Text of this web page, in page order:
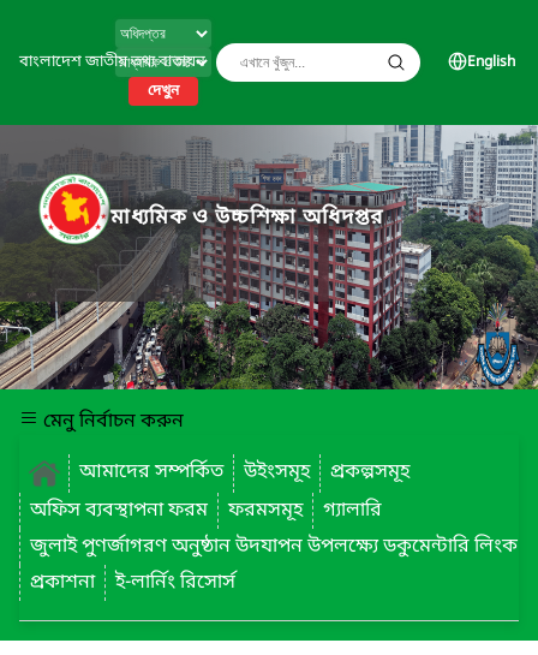
বাংলাদেশ জাতীয় তথ্য বাতায়ন
দেখুন
English
মাধ্যমিক ও উচ্চশিক্ষা অধিদপ্তর
মেনু নির্বাচন করুন
আমাদের সম্পর্কিত
উইংসমূহ
প্রকল্পসমূহ
অফিস ব্যবস্থাপনা ফরম
ফরমসমূহ
গ্যালারি
জুলাই পুণর্জাগরণ অনুষ্ঠান উদযাপন উপলক্ষ্যে ডকুমেন্টারি লিংক
প্রকাশনা
ই-লার্নিং রিসোর্স